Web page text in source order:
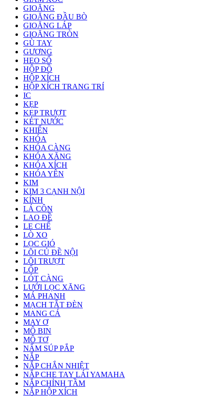
GIOĂNG
GIOĂNG ĐẦU BÒ
GIOĂNG LÁP
GIOĂNG TRÒN
GÙ TAY
GƯƠNG
HEO SỐ
HỘP ĐỒ
HỘP XÍCH
HỘP XÍCH TRANG TRÍ
IC
KẸP
KẸP TRƯỢT
KÉT NƯỚC
KHIỂN
KHÓA
KHÓA CÀNG
KHÓA XĂNG
KHÓA XÍCH
KHÓA YÊN
KIM
KIM 3 CẠNH NỘI
KÍNH
LÁ CÔN
LAO ĐỀ
LE CHẾ
LÒ XO
LỌC GIÓ
LÕI CỦ ĐỀ NỘI
LÕI TRƯỢT
LỐP
LÓT CÀNG
LƯỚI LỌC XĂNG
MÁ PHANH
MẠCH TẮT ĐÈN
MANG CÁ
MAY Ơ
MÔ BIN
MÔ TƠ
NẤM SÚP PẮP
NẮP
NẮP CHẮN NHIỆT
NẮP CHE TAY LÁI YAMAHA
NẮP CHỈNH TẦM
NẮP HỘP XÍCH